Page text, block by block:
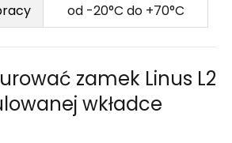
od -20°C do +70°C
zamek Linus L2
wkładce